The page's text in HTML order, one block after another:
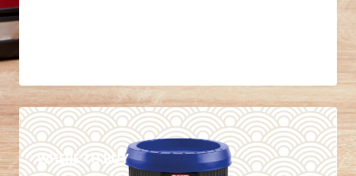
WHERE TO BUY
DETAILS